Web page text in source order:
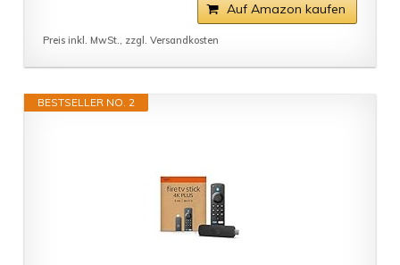
Auf Amazon kaufen
Preis inkl. MwSt., zzgl. Versandkosten
BESTSELLER NO. 2